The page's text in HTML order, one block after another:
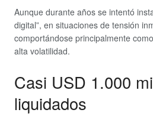
Aunque durante años se intentó
digital”, en situaciones de tensión
comportándose principalmente
alta volatilidad.
Casi USD 1.000
liquidados